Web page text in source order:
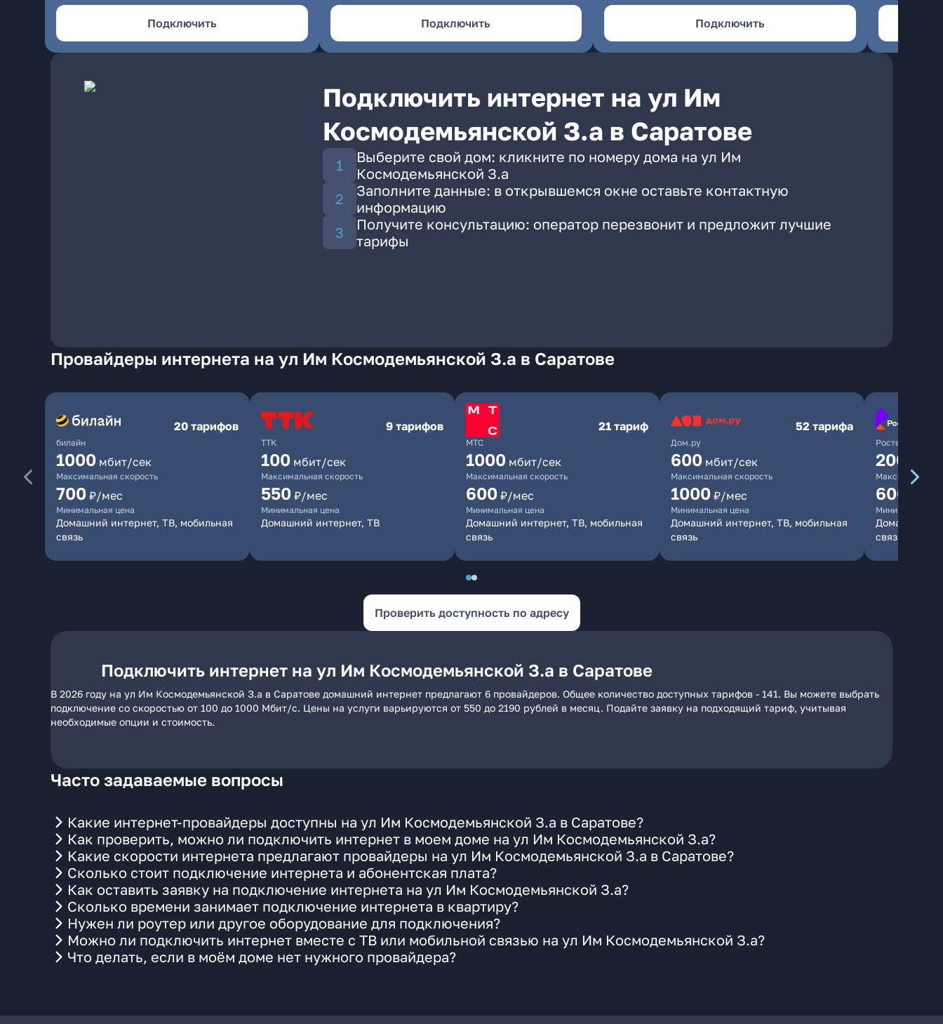
Подключить Подключить Подключить
Подключить интернет на ул Им
Космодемьянской З.а в Саратове
Выберите свой дом: кликните по номеру дома на ул Им
Космодемьянской З.а
Заполните данные: в открывшемся окне оставьте контактную
информацию
Получите консультацию: оператор перезвонит и предложит лучшие
тарифы
Провайдеры интернета на ул Им Космодемьянской З.а в Саратове
билайн
20 тарифов
1000 мбит/сек
Максимальная скорость
700 ₽/мес
Минимальная цена
Домашний интернет, ТВ, мобильная
связь
ТТК
9 тарифов
100 мбит/сек
Максимальная скорость
550 ₽/мес
Минимальная цена
Домашний интернет, ТВ
МТС
21 тариф
1000 мбит/сек
Максимальная скорость
600 ₽/мес
Минимальная цена
Домашний интернет, ТВ, мобильная
связь
Дом.ру
52 тарифа
600 мбит/сек
Максимальная скорость
1000 ₽/мес
Минимальная цена
Домашний интернет, ТВ, мобильная
связь
Ростелеком
200
Максимальная
600
Минимальная
Домашний
связь
Проверить доступность по адресу
Подключить интернет на ул Им Космодемьянской З.а в Саратове
В 2026 году на ул Им Космодемьянской З.а в Саратове домашний интернет предлагают 6 провайдеров. Общее количество доступных тарифов - 141. Вы можете выбрать
подключение со скоростью от 100 до 1000 Мбит/с. Цены на услуги варьируются от 550 до 2190 рублей в месяц. Подайте заявку на подходящий тариф, учитывая
необходимые опции и стоимость.
Часто задаваемые вопросы
Какие интернет-провайдеры доступны на ул Им Космодемьянской З.а в Саратове?
Как проверить, можно ли подключить интернет в моем доме на ул Им Космодемьянской З.а?
Какие скорости интернета предлагают провайдеры на ул Им Космодемьянской З.а в Саратове?
Сколько стоит подключение интернета и абонентская плата?
Как оставить заявку на подключение интернета на ул Им Космодемьянской З.а?
Сколько времени занимает подключение интернета в квартиру?
Нужен ли роутер или другое оборудование для подключения?
Можно ли подключить интернет вместе с ТВ или мобильной связью на ул Им Космодемьянской З.а?
Что делать, если в моём доме нет нужного провайдера?